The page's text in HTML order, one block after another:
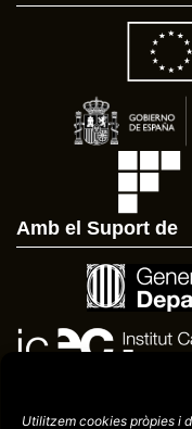
Utilitzem cookies pròpies i
Amb el Suport de